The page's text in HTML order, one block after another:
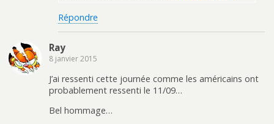
Répondre
Ray
8 janvier 2015
J’ai ressenti cette journée comme les américains ont
probablement ressenti le 11/09…
Bel hommage…